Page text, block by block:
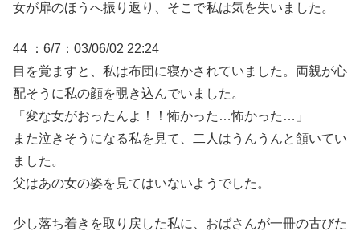
女が扉のほうへ振り返り、そこで私は気を失いました。
44 ：6/7：03/06/02 22:24
目を覚ますと、私は布団に寝かされていました。両親が心
配そうに私の顔を覗き込んでいました。
「変な女がおったんよ！！怖かった…怖かった…」
また泣きそうになる私を見て、二人はうんうんと頷いてい
ました。
父はあの女の姿を見てはいないようでした。
少し落ち着きを取り戻した私に、おばさんが一冊の古びた